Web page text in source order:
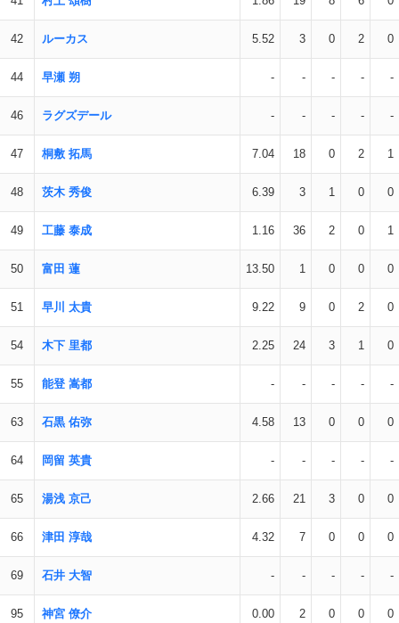
42 ルーカス 5.52 3 0 2 0
44 早瀬 朔 - - - - -
46 ラグズデール - - - - -
47 桐敷 拓馬 7.04 18 0 2 1
48 茨木 秀俊 6.39 3 1 0 0
49 工藤 泰成 1.16 36 2 0 1
50 富田 蓮 13.50 1 0 0 0
51 早川 太貴 9.22 9 0 2 0
54 木下 里都 2.25 24 3 1 0
55 能登 嵩都 - - - - -
63 石黒 佑弥 4.58 13 0 0 0
64 岡留 英貴 - - - - -
65 湯浅 京己 2.66 21 3 0 0
66 津田 淳哉 4.32 7 0 0 0
69 石井 大智 - - - - -
95 神宮 僚介 0.00 2 0 0 0